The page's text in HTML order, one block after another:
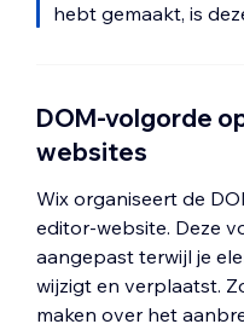
hebt gemaakt, is
DOM-volgorde
websites
Wix organiseert de
editor-website. Deze
aangepast terwijl je
wijzigt en verplaatst.
maken over het